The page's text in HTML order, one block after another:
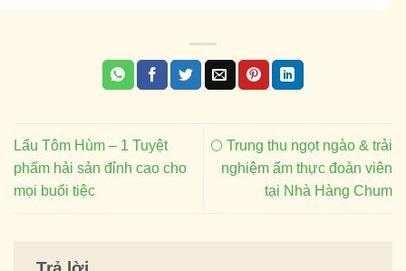
Lẩu Tôm Hùm – 1 Tuyệt
phẩm hải sản đỉnh cao cho
mọi buổi tiệc
🌕 Trung thu ngọt ngào & trải
nghiệm ẩm thực đoàn viên
tại Nhà Hàng Chum